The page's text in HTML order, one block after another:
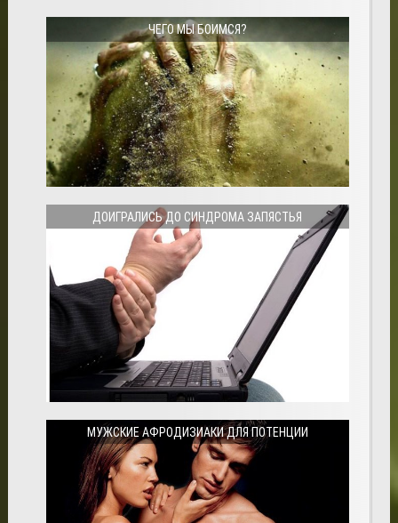
ЧЕГО МЫ БОИМСЯ?
ДОИГРАЛИСЬ ДО СИНДРОМА ЗАПЯСТЬЯ
МУЖСКИЕ АФРОДИЗИАКИ ДЛЯ ПОТЕНЦИИ